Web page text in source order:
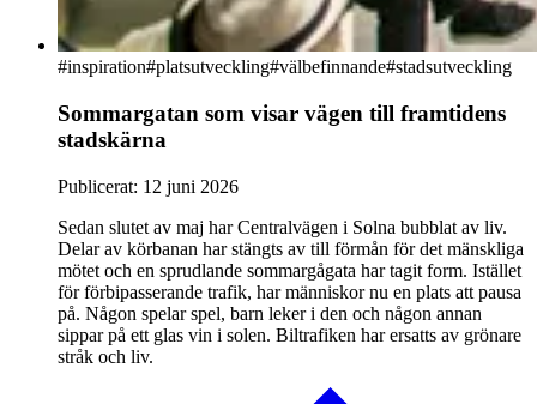
#inspiration#platsutveckling#välbefinnande#stadsutveckling
Sommargatan som visar vägen till framtidens
stadskärna
Publicerat: 12 juni 2026
Sedan slutet av maj har Centralvägen i Solna bubblat av liv.
Delar av körbanan har stängts av till förmån för det mänskliga
mötet och en sprudlande sommargågata har tagit form. Istället
för förbipasserande trafik, har människor nu en plats att pausa
på. Någon spelar spel, barn leker i den och någon annan
sippar på ett glas vin i solen. Biltrafiken har ersatts av grönare
stråk och liv.